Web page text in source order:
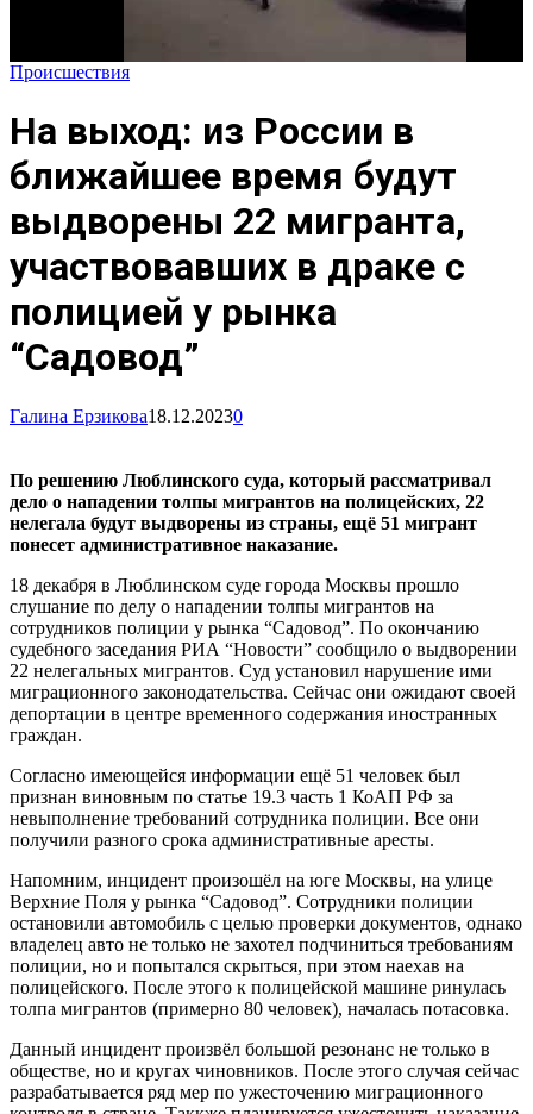
Происшествия
На выход: из России в
ближайшее время будут
выдворены 22 мигранта,
участвовавших в драке с
полицией у рынка
“Садовод”
Галина Ерзикова18.12.20230
По решению Люблинского суда, который рассматривал
дело о нападении толпы мигрантов на полицейских, 22
нелегала будут выдворены из страны, ещё 51 мигрант
понесет административное наказание.
18 декабря в Люблинском суде города Москвы прошло
слушание по делу о нападении толпы мигрантов на
сотрудников полиции у рынка “Садовод”. По окончанию
судебного заседания РИА “Новости” сообщило о выдворении
22 нелегальных мигрантов. Суд установил нарушение ими
миграционного законодательства. Сейчас они ожидают своей
депортации в центре временного содержания иностранных
граждан.
Согласно имеющейся информации ещё 51 человек был
признан виновным по статье 19.3 часть 1 КоАП РФ за
невыполнение требований сотрудника полиции. Все они
получили разного срока административные аресты.
Напомним, инцидент произошёл на юге Москвы, на улице
Верхние Поля у рынка “Садовод”. Сотрудники полиции
остановили автомобиль с целью проверки документов, однако
владелец авто не только не захотел подчиниться требованиям
полиции, но и попытался скрыться, при этом наехав на
полицейского. После этого к полицейской машине ринулась
толпа мигрантов (примерно 80 человек), началась потасовка.
Данный инцидент произвёл большой резонанс не только в
обществе, но и кругах чиновников. После этого случая сейчас
разрабатывается ряд мер по ужесточению миграционного